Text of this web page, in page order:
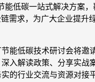
能低碳一站式解决方案
需求，为广大企业提升
节能低碳技术研讨会将邀
入解读政策、分享实战
的行业交流与资源对接